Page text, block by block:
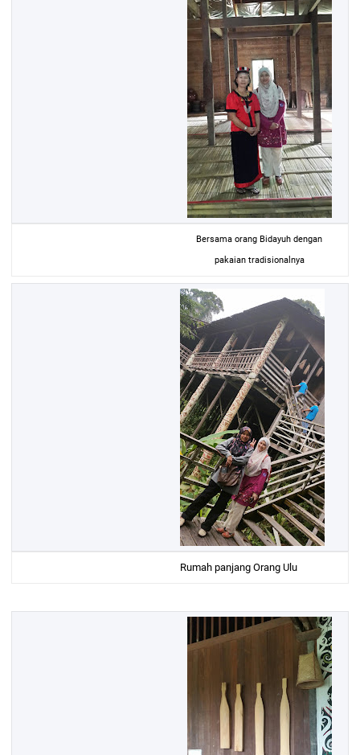
Bersama orang Bidayuh dengan
pakaian tradisionalnya
Rumah panjang Orang Ulu